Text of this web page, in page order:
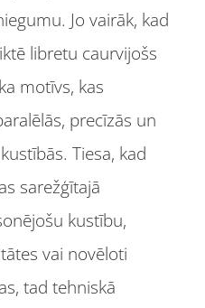
Jo vairāk, kad
libretu caurvijošs
motīvs, kas
precīzās un
Tiesa, kad
sarežģītajā
kustību,
vai novēloti
tad tehniskā